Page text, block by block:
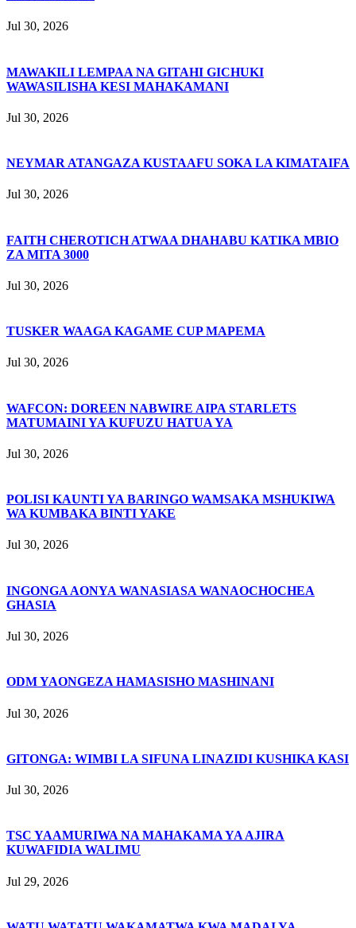
Jul 30, 2026
MAWAKILI LEMPAA NA GITAHI GICHUKI
WAWASILISHA KESI MAHAKAMANI
Jul 30, 2026
NEYMAR ATANGAZA KUSTAAFU SOKA LA KIMATAIFA
Jul 30, 2026
FAITH CHEROTICH ATWAA DHAHABU KATIKA MBIO
ZA MITA 3000
Jul 30, 2026
TUSKER WAAGA KAGAME CUP MAPEMA
Jul 30, 2026
WAFCON: DOREEN NABWIRE AIPA STARLETS
MATUMAINI YA KUFUZU HATUA YA
Jul 30, 2026
POLISI KAUNTI YA BARINGO WAMSAKA MSHUKIWA
WA KUMBAKA BINTI YAKE
Jul 30, 2026
INGONGA AONYA WANASIASA WANAOCHOCHEA
GHASIA
Jul 30, 2026
ODM YAONGEZA HAMASISHO MASHINANI
Jul 30, 2026
GITONGA: WIMBI LA SIFUNA LINAZIDI KUSHIKA KASI
Jul 30, 2026
TSC YAAMURIWA NA MAHAKAMA YA AJIRA
KUWAFIDIA WALIMU
Jul 29, 2026